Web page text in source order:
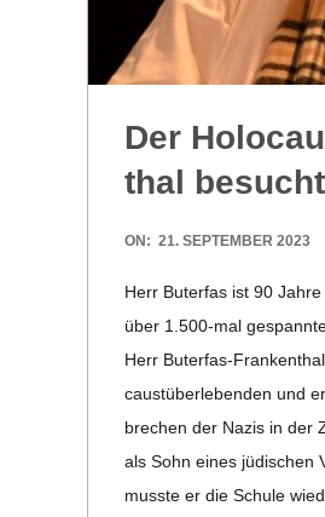
O
L
D
S
C
H
M
Der
thal
2023-
ON: 21. SEPTEMBER 2023
Herr Buter­fas ist 90
über 1.500-mal
Herr Buter­­fas-
cau­st­über­le­ben­den und
bre­chen der Nazis in der
als Sohn eines jüdi­schen
musste er die Schule